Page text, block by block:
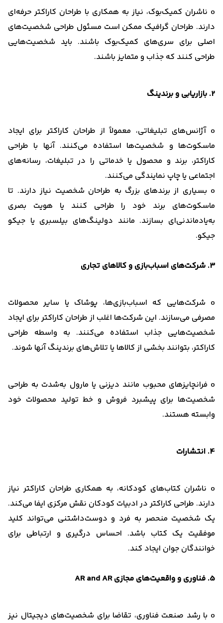
o ناشران کمیک‌بوک، نیاز به همکاری با طراحان کاراکتر حرفه‌ای
دارند. طراحان گرافیک ممکن است مسئول طراحی شخصیت‌های
اصلی برای سری‌های کمیک‌بوک باشند. باید شخصیت‌هایی
طراحی کنند که جذاب و متمایز باشند.
2. بازاریابی و برندینگ
o آژانس‌های تبلیغاتی، معمولاً از طراحان کاراکتر برای ایجاد
ماسکوت‌ها و شخصیت‌ها استفاده می‌کنند. آنها با طراحی
کاراکتر، برند و محصول یا خدماتی را در تبلیغات، رسانه‌های
اجتماعی یا چاپ نمایندگی می‌کنند.
o بسیاری از برندهای بزرگ به طراحان شخصیت نیاز دارند. تا
ماسکوت‌های برند خود را طراحی کنند یا هویت بصری
به‌یادماندنی‌ای بسازند. مانند دولینگ‌های بیلسبری یا جیکو
جیکو.
3. شرکت‌های اسباب‌بازی و کالاهای تجاری
o شرکت‌هایی که اسباب‌بازی‌ها، پوشاک یا سایر محصولات
مصرفی می‌سازند. این شرکت‌ها اغلب از طراحان کاراکتر برای ایجاد
شخصیت‌هایی جذاب استفاده می‌کنند. به واسطه طراحی
کاراکتر، بتوانند بخشی از کالاها یا تلاش‌های برندینگ آنها شوند.
o فرانچایزهای محبوب مانند دیزنی یا مارول به‌شدت به طراحی
شخصیت‌ها برای پیشبرد فروش و خط تولید محصولات خود
وابسته هستند.
4. انتشارات
o ناشران کتاب‌های کودکانه، به همکاری طراحان کاراکتر نیاز
دارند. طراحی کاراکتر در ادبیات کودکان نقش مرکزی ایفا می‌کند.
یک شخصیت منحصر به فرد و دوست‌داشتنی می‌تواند کلید
موفقیت یک کتاب باشد. احساس درگیری و ارتباطی برای
خوانندگان جوان ایجاد کند.
5. فناوری و واقعیت‌های مجازی AR and AR
o با رشد صنعت فناوری، تقاضا برای شخصیت‌های دیجیتال نیز